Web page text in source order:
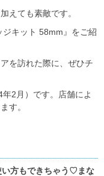
えても素敵です。
キット 58mm』をご紹
を訪れた際に、ぜひチ
2月）です。店舗によ
す。
い方もできちゃう♡まな